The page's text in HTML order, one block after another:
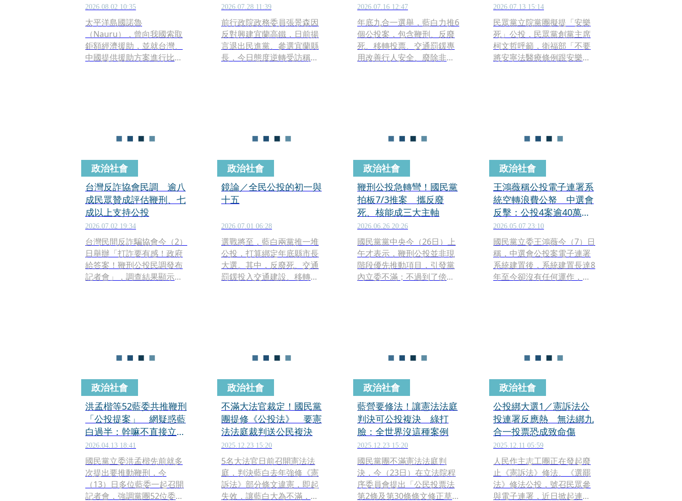
2026.08.02 10:35
太平洋島國諾魯
（Nauru），曾向我國索取
鉅額經濟援助，並就台灣、
中國提供援助方案進行比
2026.07.28 11:39
前行政院政務委員張景森因
反對興建宜蘭高鐵，日前揚
言退出民進黨、參選宜蘭縣
長，今日態度逆轉受訪稱，
2026.07.16 12:47
年底九合一選舉，藍白力推6
個公投案，包含鞭刑、反廢
死、移轉投票、交通罰鍰專
用改善行人安全、廢除非核
2026.07.13 15:14
民眾黨立院黨團擬提「安樂
死」公投，民眾黨創黨主席
柯文哲呼籲，衛福部「不要
將安寧法醫療條例跟安樂死
政治社會
台灣反詐協會民調 逾八
成民眾贊成評估鞭刑、七
成以上支持公投
2026.07.02 19:34
台灣民間反詐騙協會今（2）
日舉辦「打詐要有感！政府
給答案！鞭刑公投民調發布
記者會」，調查結果顯示，
機會透過直接民主機制充分
政治社會
鏡論／全民公投的初一與
十五
2026.07.01 06:28
選戰將至，藍白兩黨推一堆
公投，打算綁定年底縣市長
大選。其中，反廢死、交通
罰鍰投入交通建設、移轉投
政治社會
鞭刑公投急轉彎！國民黨
拍板7/3推案 攜反廢
死、核能成三大主軸
2026.06.26 20:26
國民黨黨中央今（26日）上
午才表示，鞭刑公投並非現
階段優先推動項目，引發黨
內立委不滿；不過到了傍
三大公投主軸。
政治社會
王鴻薇稱公投電子連署系
統空轉浪費公帑 中選會
反擊：公投4案逾40萬人
使用
2026.05.07 23:10
國民黨立委王鴻薇今（7）日
稱，中選會公投案電子連署
系統建置後，系統建置長達8
年至今卻沒有任何運作，甚
連署，連署期間系統運作情
政治社會
洪孟楷等52藍委共推鞭刑
「公投提案」 網疑惑藍
白過半：幹嘛不直接立
法？
2026.04.13 18:41
國民黨立委洪孟楷先前就多
次提出要推動鞭刑，今
（13）日多位藍委一起召開
記者會，強調黨團52位委員
政治社會
不滿大法官裁定！國民黨
團提修《公投法》 要憲
法法庭裁判送公民複決
2025.12.23 15:20
5名大法官日前召開憲法法
庭，判決藍白去年強修《憲
訴法》部分條文違憲，即起
失效，讓藍白大為不滿，國
政治社會
藍營要修法！讓憲法法庭
判決可公投複決 綠打
臉：全世界沒這種案例
2025.12.23 15:20
國民黨團不滿憲法法庭判
決，今（23日）在立法院程
序委員會提出「公民投票法
第2條及第30條條文修正草
政治社會
公投綁大選1／憲訴法公
投連署反應熱 無法綁九
合一投票恐成致命傷
2025.12.11 05:59
人民作主志工團正在發起廢
止《憲訴法》修法、《選罷
法》修法公投，號召民眾參
與電子連署，近日掀起連署